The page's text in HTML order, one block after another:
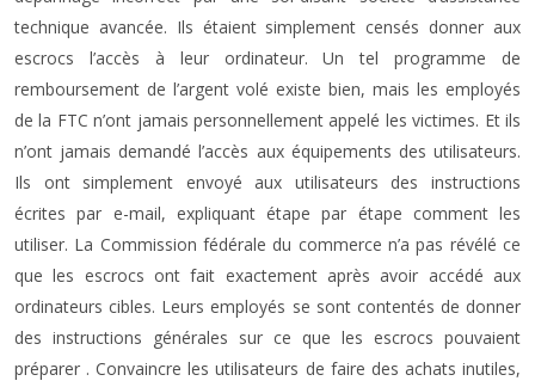
technique avancée. Ils étaient simplement censés donner aux
escrocs l’accès à leur ordinateur. Un tel programme de
remboursement de l’argent volé existe bien, mais les employés
de la FTC n’ont jamais personnellement appelé les victimes. Et ils
n’ont jamais demandé l’accès aux équipements des utilisateurs.
Ils ont simplement envoyé aux utilisateurs des instructions
écrites par e-mail, expliquant étape par étape comment les
utiliser. La Commission fédérale du commerce n’a pas révélé ce
que les escrocs ont fait exactement après avoir accédé aux
ordinateurs cibles. Leurs employés se sont contentés de donner
des instructions générales sur ce que les escrocs pouvaient
préparer . Convaincre les utilisateurs de faire des achats inutiles,